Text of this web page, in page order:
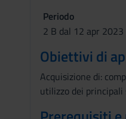
Periodo
2 B dal 12 apr
Obiettivi di
Acquisizione di:
utilizzo dei